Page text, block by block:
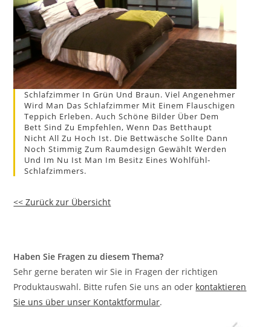
Schlafzimmer In Grün Und Braun. Viel Angenehmer
Wird Man Das Schlafzimmer Mit Einem Flauschigen
Teppich Erleben. Auch Schöne Bilder Über Dem
Bett Sind Zu Empfehlen, Wenn Das Betthaupt
Nicht All Zu Hoch Ist. Die Bettwäsche Sollte Dann
Noch Stimmig Zum Raumdesign Gewählt Werden
Und Im Nu Ist Man Im Besitz Eines Wohlfühl-
Schlafzimmers.
<< Zurück zur Übersicht
Haben Sie Fragen zu diesem Thema?
Sehr gerne beraten wir Sie in Fragen der richtigen
Produktauswahl. Bitte rufen Sie uns an oder kontaktieren
Sie uns über unser Kontaktformular.